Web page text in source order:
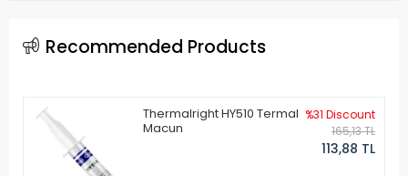
Recommended Products
Thermalright HY510 Termal
Macun
%31 Discount
165,13 TL
113,88 TL